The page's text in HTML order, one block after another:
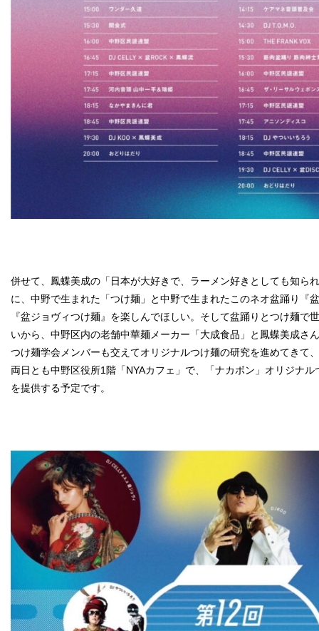
併せて、鳳蝶美成の「日本が大好きで、ラーメン好きとしても知ら
に、中野で生まれた「つけ麺」と中野で生まれたこのネオ盆踊り『
『盆ジョヴィつけ麺』を楽しんでほしい。そして盆踊りとつけ麺で
いから、中野区内の老舗中華麺メーカー「大成食品」と鳳蝶美成さ
つけ麺学会メンバーも交えてオリジナルつけ麺の研究を進めてきて
両日とも中野区役所1階「NYAカフェ」で、「ナカボン」オリジナ
を提供する予定です。